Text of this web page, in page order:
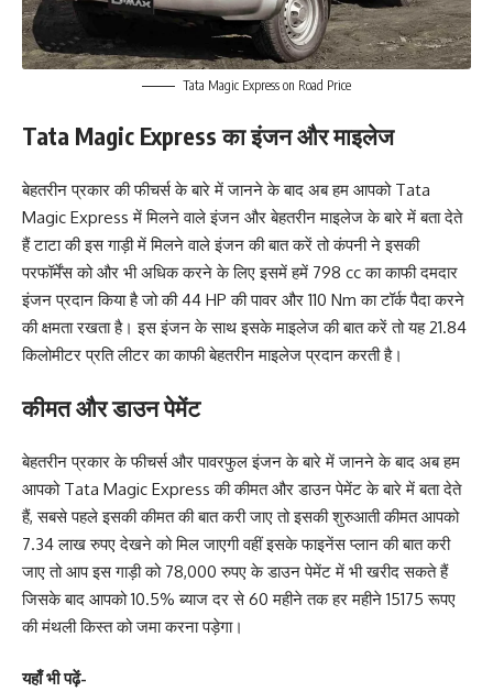
Tata Magic Express on Road Price
Tata Magic Express का इंजन और माइलेज
बेहतरीन प्रकार की फीचर्स के बारे में जानने के बाद अब हम आपको Tata
Magic Express में मिलने वाले इंजन और बेहतरीन माइलेज के बारे में बता देते
हैं टाटा की इस गाड़ी में मिलने वाले इंजन की बात करें तो कंपनी ने इसकी
परफॉर्मेंस को और भी अधिक करने के लिए इसमें हमें 798 cc का काफी दमदार
इंजन प्रदान किया है जो की 44 HP की पावर और 110 Nm का टॉर्क पैदा करने
की क्षमता रखता है। इस इंजन के साथ इसके माइलेज की बात करें तो यह 21.84
किलोमीटर प्रति लीटर का काफी बेहतरीन माइलेज प्रदान करती है।
कीमत और डाउन पेमेंट
बेहतरीन प्रकार के फीचर्स और पावरफुल इंजन के बारे में जानने के बाद अब हम
आपको Tata Magic Express की कीमत और डाउन पेमेंट के बारे में बता देते
हैं, सबसे पहले इसकी कीमत की बात करी जाए तो इसकी शुरुआती कीमत आपको
7.34 लाख रुपए देखने को मिल जाएगी वहीं इसके फाइनेंस प्लान की बात करी
जाए तो आप इस गाड़ी को 78,000 रुपए के डाउन पेमेंट में भी खरीद सकते हैं
जिसके बाद आपको 10.5% ब्याज दर से 60 महीने तक हर महीने 15175 रूपए
की मंथली किस्त को जमा करना पड़ेगा।
यहाँ भी पढ़ें-